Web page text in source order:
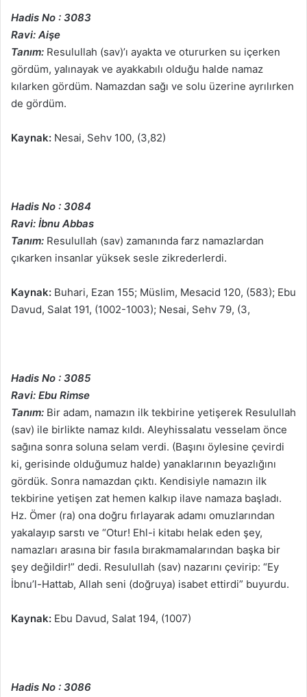
Hadis No : 3083
Ravi: Aişe
Tanım: Resulullah (sav)’ı ayakta ve otururken su içerken
gördüm, yalınayak ve ayakkabılı olduğu halde namaz
kılarken gördüm. Namazdan sağı ve solu üzerine ayrılırken
de gördüm.
Kaynak: Nesai, Sehv 100, (3,82)
Hadis No : 3084
Ravi: İbnu Abbas
Tanım: Resulullah (sav) zamanında farz namazlardan
çıkarken insanlar yüksek sesle zikrederlerdi.
Kaynak: Buhari, Ezan 155; Müslim, Mesacid 120, (583); Ebu
Davud, Salat 191, (1002-1003); Nesai, Sehv 79, (3,
Hadis No : 3085
Ravi: Ebu Rimse
Tanım: Bir adam, namazın ilk tekbirine yetişerek Resulullah
(sav) ile birlikte namaz kıldı. Aleyhissalatu vesselam önce
sağına sonra soluna selam verdi. (Başını öylesine çevirdi
ki, gerisinde olduğumuz halde) yanaklarının beyazlığını
gördük. Sonra namazdan çıktı. Kendisiyle namazın ilk
tekbirine yetişen zat hemen kalkıp ilave namaza başladı.
Hz. Ömer (ra) ona doğru fırlayarak adamı omuzlarından
yakalayıp sarstı ve “Otur! Ehl-i kitabı helak eden şey,
namazları arasına bir fasıla bırakmamalarından başka bir
şey değildir!” dedi. Resulullah (sav) nazarını çevirip: “Ey
İbnu’l-Hattab, Allah seni (doğruya) isabet ettirdi” buyurdu.
Kaynak: Ebu Davud, Salat 194, (1007)
Hadis No : 3086